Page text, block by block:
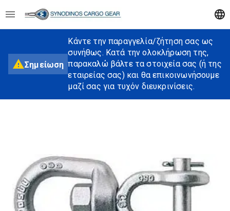
Σημείωση
Κάντε την παραγγελία/ζήτηση σας ως
συνήθως. Κατά την ολοκλήρωση της,
παρακαλώ βάλτε τα στοιχεία σας (ή της
εταιρείας σας) και θα επικοινωνήσουμε
μαζί σας για τυχόν διευκρινίσεις.